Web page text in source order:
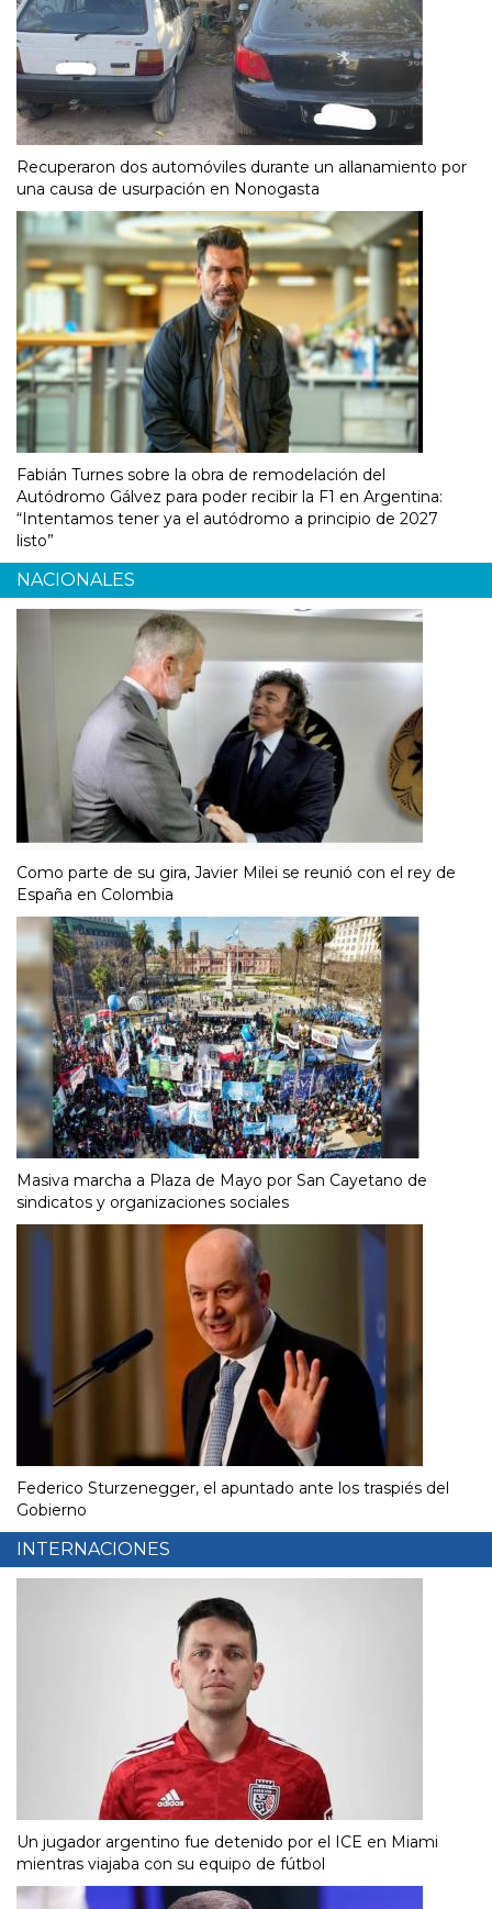
Recuperaron dos automóviles durante un allanamiento por
una causa de usurpación en Nonogasta
Fabián Turnes sobre la obra de remodelación del
Autódromo Gálvez para poder recibir la F1 en Argentina:
“Intentamos tener ya el autódromo a principio de 2027
listo”
NACIONALES
Como parte de su gira, Javier Milei se reunió con el rey de
España en Colombia
Masiva marcha a Plaza de Mayo por San Cayetano de
sindicatos y organizaciones sociales
Federico Sturzenegger, el apuntado ante los traspiés del
Gobierno
INTERNACIONES
Un jugador argentino fue detenido por el ICE en Miami
mientras viajaba con su equipo de fútbol